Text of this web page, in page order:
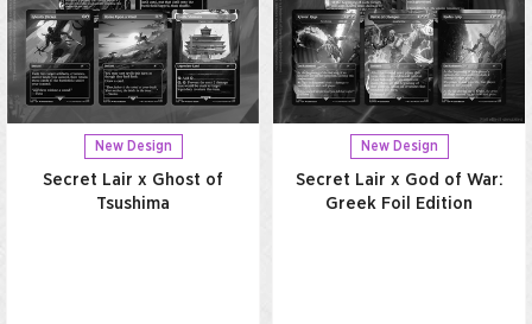
New Design
Secret Lair x Ghost of
Tsushima
New Design
Secret Lair x God of War:
Greek Foil Edition